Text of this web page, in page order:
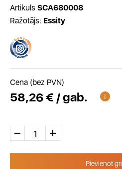
Artikuls SCA680008
Ražotājs: Essity
Cena (bez PVN)
58,26 € / gab.
Pievienot